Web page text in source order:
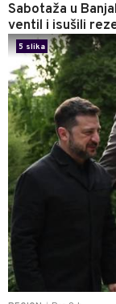
Sabotaža u
ventil i isušili
5 slika